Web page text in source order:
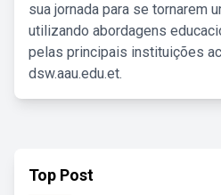
sua jornada para se tornarem
utilizando abordagens
pelas principais instituições
dsw.aau.edu.et.
Top Post